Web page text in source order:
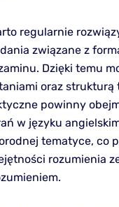
regularnie
związane z
Dzięki temu
oraz strukturą
powinny
w języku
tematyce, co
rozumienia